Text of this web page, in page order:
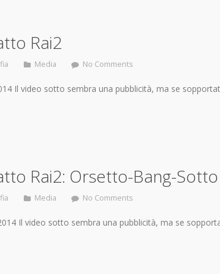
Rai2
Media No Comments
Il video sotto sembra una pubblicità, ma se
Rai2: Orsetto-Bang-Sotto
Media No Comments
Il video sotto sembra una pubblicità, ma se